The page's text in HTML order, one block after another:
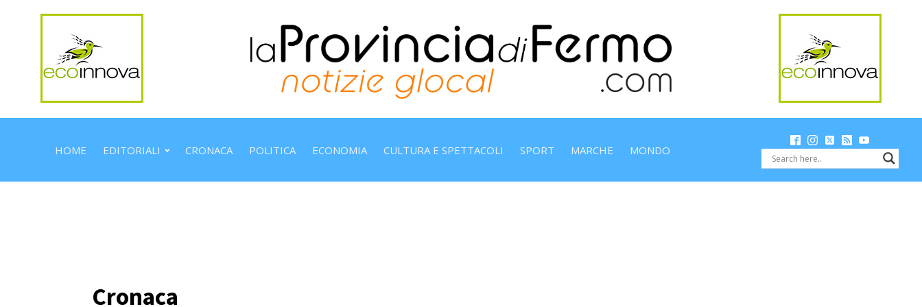
HOME EDITORIALI CRONACA POLITICA ECONOMIA CULTURA E SPETTACOLI SPORT MARCHE MONDO
Cronaca